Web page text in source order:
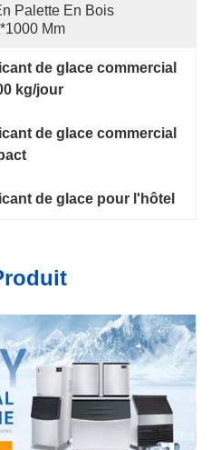
Palette En Bois
Mm
de glace commercial
kg/jour
de glace commercial
de glace pour l'hôtel